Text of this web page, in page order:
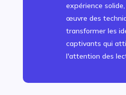
expérience
œuvre des
transformer les
captivants qui
l'attention des